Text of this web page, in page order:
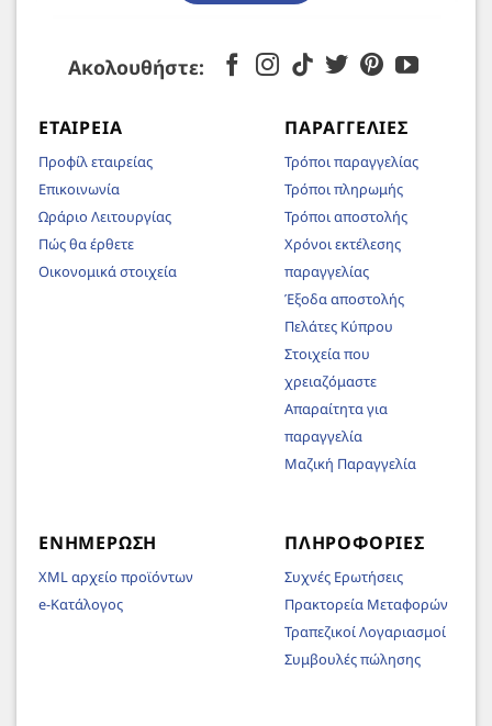
Ακολουθήστε:
ΕΤΑΙΡΕΊΑ
Προφίλ εταιρείας
Επικοινωνία
Ωράριο Λειτουργίας
Πώς θα έρθετε
Οικονομικά στοιχεία
ΠΑΡΑΓΓΕΛΊΕΣ
Τρόποι παραγγελίας
Τρόποι πληρωμής
Τρόποι αποστολής
Χρόνοι εκτέλεσης
παραγγελίας
Έξοδα αποστολής
Πελάτες Κύπρου
Στοιχεία που
χρειαζόμαστε
Απαραίτητα για
παραγγελία
Μαζική Παραγγελία
ΕΝΗΜΈΡΩΣΗ
XML αρχείο προϊόντων
e-Κατάλογος
ΠΛΗΡΟΦΟΡΊΕΣ
Συχνές Ερωτήσεις
Πρακτορεία Μεταφορών
Τραπεζικοί Λογαριασμοί
Συμβουλές πώλησης